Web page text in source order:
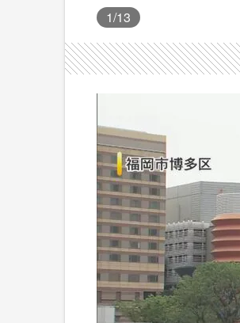
1/13